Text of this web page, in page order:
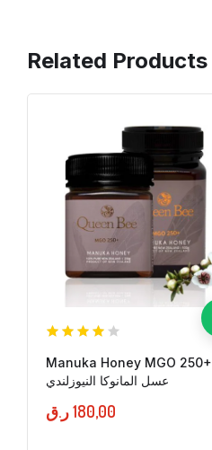
Related Products
Manuka Honey MGO 250+
عسل المانوكا النيوزلندي
180,00ر.ق